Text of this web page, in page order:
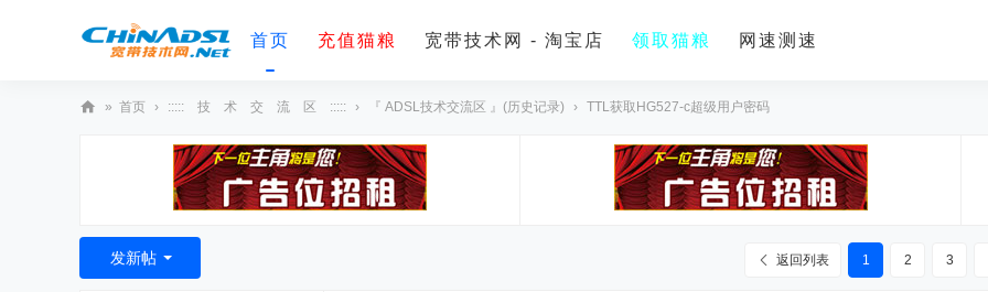
首页 充值猫粮 宽带技术网 - 淘宝店 领取猫粮 网速测速
术
» 首页 › ::::: 技 术 交 流 区 ::::: › 『 ADSL技术交流区 』(历史记录) › TTL获取HG527-c超级用户密码
1 2 3
返回列表
发新帖